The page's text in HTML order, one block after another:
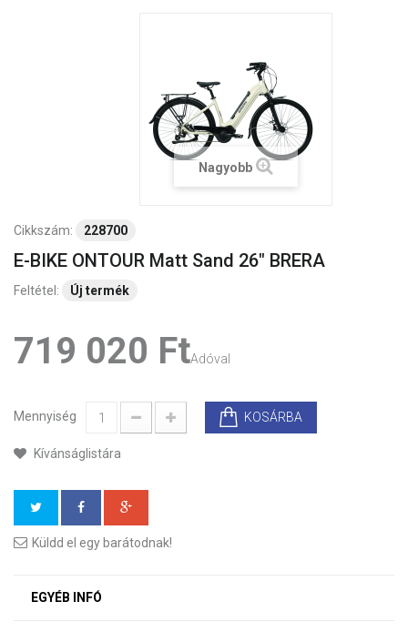
Nagyobb
Cikkszám: 228700
E-BIKE ONTOUR Matt Sand 26" BRERA
Feltétel: Új termék
719 020 Ft‎Adóval
Mennyiség KOSÁRBA
Kívánságlistára
Küldd el egy barátodnak!
EGYÉB INFÓ